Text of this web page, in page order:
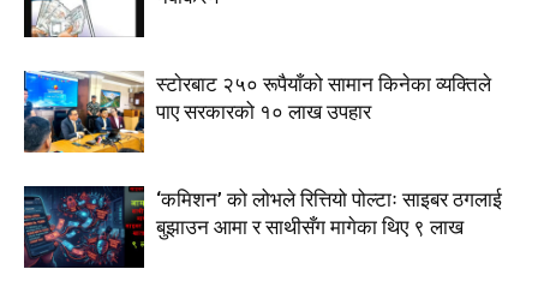
स्टाेरबाट २५० रूपैयाँको सामान किनेका व्यक्तिले
पाए सरकारको १० लाख उपहार
‘कमिशन’ को लोभले रित्तियो पोल्टाः साइबर ठगलाई
बुझाउन आमा र साथीसँग मागेका थिए ९ लाख